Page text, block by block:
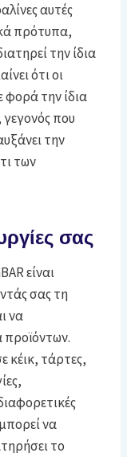
αυτές
πρότυπα,
την ίδια
ότι οι
την ίδια
που
την
των
σας
είναι
σας τη
να
προϊόντων.
κέικ, τάρτες,
να
το